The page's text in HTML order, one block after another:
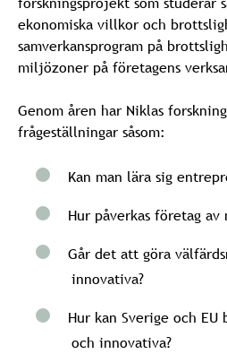
ekonomiska villkor och
samverkansprogram på
miljözoner på företagens
Genom åren har Niklas
frågeställningar såsom:
Kan man lära sig
Hur påverkas företag
Går det att göra
innovativa?
Hur kan Sverige och
och innovativa?